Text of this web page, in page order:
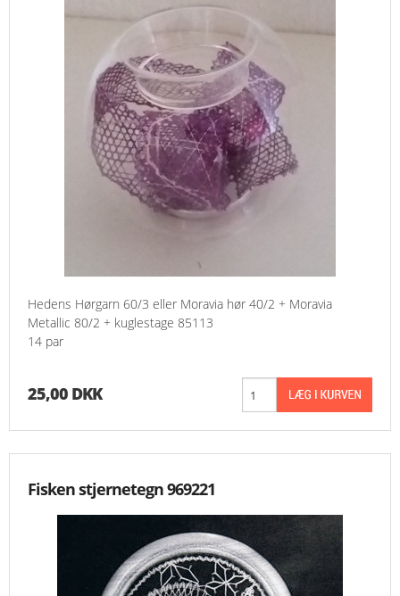
Hedens Hørgarn 60/3 eller Moravia hør 40/2 + Moravia
Metallic 80/2 + kuglestage 85113
14 par
25,00 DKK
Fisken stjernetegn 969221